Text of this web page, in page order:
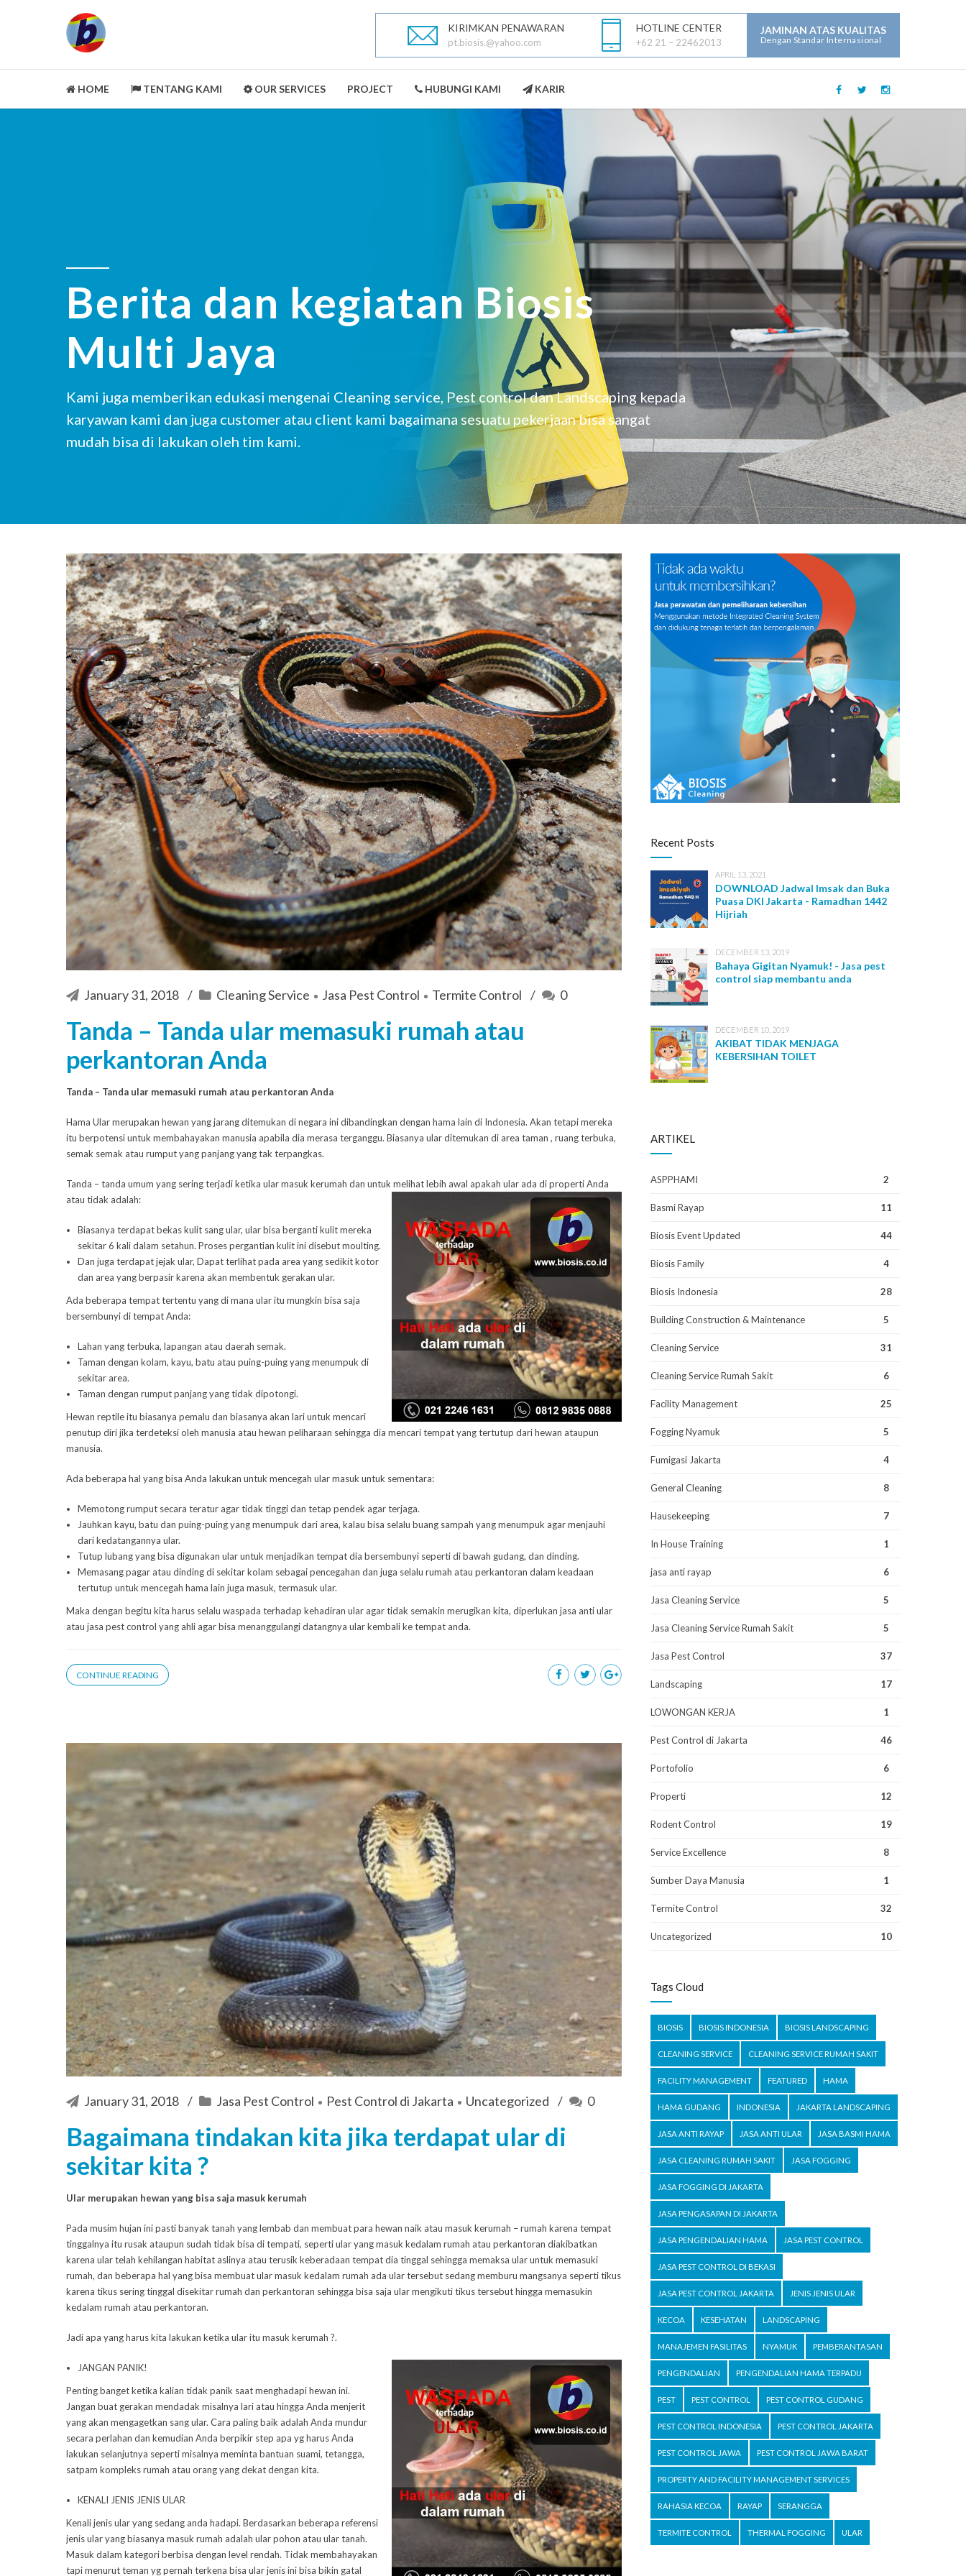
KIRIMKAN PENAWARAN
pt.biosis.@yahoo.com
HOTLINE CENTER
+62 21 – 22462013
JAMINAN ATAS KUALITAS
Dengan Standar Internasional
HOME TENTANG KAMI OUR SERVICES
LANDSCAPING
SELENGKAPNYA
LAYANAN JASA LAINNYA :
Mechanical Electrical Plumbing (
MEP )
Security
Building Maintenance
General Contractor
Building Construction
Maintenance
IT Solution
PROJECT HUBUNGI KAMI KARIR
Berita dan kegiatan Biosis
Multi Jaya
Kami juga memberikan edukasi mengenai Cleaning service, Pest control dan Landscaping kepada
karyawan kami dan juga customer atau client kami bagaimana sesuatu pekerjaan bisa sangat
mudah bisa di lakukan oleh tim kami.
January 31, 2018 Cleaning Service Jasa Pest Control Termite Control 0
Tanda – Tanda ular memasuki rumah atau
perkantoran Anda
Tanda – Tanda ular memasuki rumah atau perkantoran Anda
Hama Ular merupakan hewan yang jarang ditemukan di negara ini dibandingkan dengan hama lain di Indonesia. Akan tetapi mereka
itu berpotensi untuk membahayakan manusia apabila dia merasa terganggu. Biasanya ular ditemukan di area taman , ruang terbuka,
semak semak atau rumput yang panjang yang tak terpangkas.
Tanda – tanda umum yang sering terjadi ketika ular masuk kerumah dan untuk melihat lebih awal apakah ular ada di properti Anda
atau tidak adalah:
Biasanya terdapat bekas kulit sang ular, ular bisa berganti kulit mereka
sekitar 6 kali dalam setahun. Proses pergantian kulit ini disebut moulting.
Dan juga terdapat jejak ular, Dapat terlihat pada area yang sedikit kotor
dan area yang berpasir karena akan membentuk gerakan ular.
Ada beberapa tempat tertentu yang di mana ular itu mungkin bisa saja
bersembunyi di tempat Anda:
Lahan yang terbuka, lapangan atau daerah semak.
Taman dengan kolam, kayu, batu atau puing-puing yang menumpuk di
sekitar area.
Taman dengan rumput panjang yang tidak dipotongi.
Hewan reptile itu biasanya pemalu dan biasanya akan lari untuk mencari
penutup diri jika terdeteksi oleh manusia atau hewan peliharaan sehingga dia mencari tempat yang tertutup dari hewan ataupun
manusia.
Ada beberapa hal yang bisa Anda lakukan untuk mencegah ular masuk untuk sementara:
Memotong rumput secara teratur agar tidak tinggi dan tetap pendek agar terjaga.
Jauhkan kayu, batu dan puing-puing yang menumpuk dari area, kalau bisa selalu buang sampah yang menumpuk agar menjauhi
dari kedatangannya ular.
Tutup lubang yang bisa digunakan ular untuk menjadikan tempat dia bersembunyi seperti di bawah gudang, dan dinding.
Memasang pagar atau dinding di sekitar kolam sebagai pencegahan dan juga selalu rumah atau perkantoran dalam keadaan
tertutup untuk mencegah hama lain juga masuk, termasuk ular.
Maka dengan begitu kita harus selalu waspada terhadap kehadiran ular agar tidak semakin merugikan kita, diperlukan jasa anti ular
atau jasa pest control yang ahli agar bisa menanggulangi datangnya ular kembali ke tempat anda.
CONTINUE READING
January 31, 2018 Jasa Pest Control Pest Control di Jakarta Uncategorized 0
Bagaimana tindakan kita jika terdapat ular di
sekitar kita ?
Ular merupakan hewan yang bisa saja masuk kerumah
Pada musim hujan ini pasti banyak tanah yang lembab dan membuat para hewan naik atau masuk kerumah – rumah karena tempat
tinggalnya itu rusak ataupun sudah tidak bisa di tempati, seperti ular yang masuk kedalam rumah atau perkantoran diakibatkan
karena ular telah kehilangan habitat aslinya atau terusik keberadaan tempat dia tinggal sehingga memaksa ular untuk memasuki
rumah, dan beberapa hal yang bisa membuat ular masuk kedalam rumah ada ular tersebut sedang memburu mangsanya seperti tikus
karena tikus sering tinggal disekitar rumah dan perkantoran sehingga bisa saja ular mengikuti tikus tersebut hingga memasukin
kedalam rumah atau perkantoran.
Jadi apa yang harus kita lakukan ketika ular itu masuk kerumah ?.
JANGAN PANIK!
Penting banget ketika kalian tidak panik saat menghadapi hewan ini.
Jangan buat gerakan mendadak misalnya lari atau hingga Anda menjerit
yang akan mengagetkan sang ular. Cara paling baik adalah Anda mundur
secara perlahan dan kemudian Anda berpikir step apa yg harus Anda
lakukan selanjutnya seperti misalnya meminta bantuan suami, tetangga,
satpam kompleks rumah atau orang yang dekat dengan kita.
KENALI JENIS JENIS ULAR
Kenali jenis ular yang sedang anda hadapi. Berdasarkan beberapa referensi
jenis ular yang biasanya masuk rumah adalah ular pohon atau ular tanah.
Masuk dalam kategori berbisa dengan level rendah. Tidak membahayakan
tapi menurut teman yg pernah terkena bisa ular jenis ini bisa bikin gatal
Recent Posts
APRIL 13, 2021
DOWNLOAD Jadwal Imsak dan Buka
Puasa DKI Jakarta - Ramadhan 1442
Hijriah
DECEMBER 13, 2019
Bahaya Gigitan Nyamuk! - Jasa pest
control siap membantu anda
DECEMBER 10, 2019
AKIBAT TIDAK MENJAGA
KEBERSIHAN TOILET
ARTIKEL
ASPPHAMI 2
Basmi Rayap 11
Biosis Event Updated 44
Biosis Family 4
Biosis Indonesia 28
Building Construction & Maintenance 5
Cleaning Service 31
Cleaning Service Rumah Sakit 6
Facility Management 25
Fogging Nyamuk 5
Fumigasi Jakarta 4
General Cleaning 8
Hausekeeping 7
In House Training 1
jasa anti rayap 6
Jasa Cleaning Service 5
Jasa Cleaning Service Rumah Sakit 5
Jasa Pest Control 37
Landscaping 17
LOWONGAN KERJA 1
Pest Control di Jakarta 46
Portofolio 6
Properti 12
Rodent Control 19
Service Excellence 8
Sumber Daya Manusia 1
Termite Control 32
Uncategorized 10
Tags Cloud
BIOSIS BIOSIS INDONESIA BIOSIS LANDSCAPING
CLEANING SERVICE CLEANING SERVICE RUMAH SAKIT
FACILITY MANAGEMENT FEATURED HAMA
HAMA GUDANG INDONESIA JAKARTA LANDSCAPING
JASA ANTI RAYAP JASA ANTI ULAR JASA BASMI HAMA
JASA CLEANING RUMAH SAKIT JASA FOGGING
JASA FOGGING DI JAKARTA
JASA PENGASAPAN DI JAKARTA
JASA PENGENDALIAN HAMA JASA PEST CONTROL
JASA PEST CONTROL DI BEKASI
JASA PEST CONTROL JAKARTA JENIS JENIS ULAR
KECOA KESEHATAN LANDSCAPING
MANAJEMEN FASILITAS NYAMUK PEMBERANTASAN
PENGENDALIAN PENGENDALIAN HAMA TERPADU
PEST PEST CONTROL PEST CONTROL GUDANG
PEST CONTROL INDONESIA PEST CONTROL JAKARTA
PEST CONTROL JAWA PEST CONTROL JAWA BARAT
PROPERTY AND FACILITY MANAGEMENT SERVICES
RAHASIA KECOA RAYAP SERANGGA
TERMITE CONTROL THERMAL FOGGING ULAR